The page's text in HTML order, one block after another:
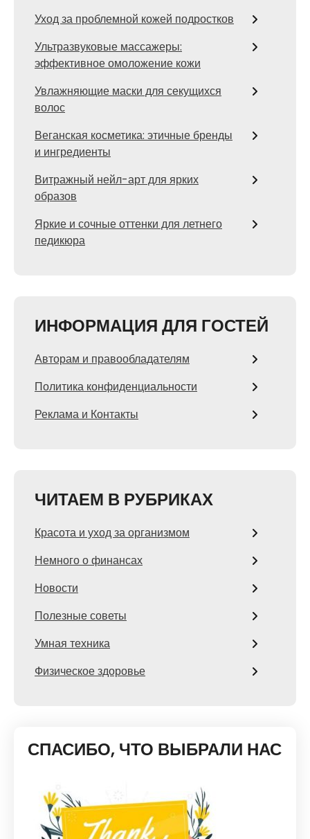
Уход за проблемной кожей подростков
Ультразвуковые массажеры:
эффективное омоложение кожи
Увлажняющие маски для секущихся
волос
Веганская косметика: этичные бренды
и ингредиенты
Витражный нейл-арт для ярких
образов
Яркие и сочные оттенки для летнего
педикюра
ИНФОРМАЦИЯ ДЛЯ ГОСТЕЙ
Авторам и правообладателям
Политика конфиденциальности
Реклама и Контакты
ЧИТАЕМ В РУБРИКАХ
Красота и уход за организмом
Немного о финансах
Новости
Полезные советы
Умная техника
Физическое здоровье
СПАСИБО, ЧТО ВЫБРАЛИ НАС